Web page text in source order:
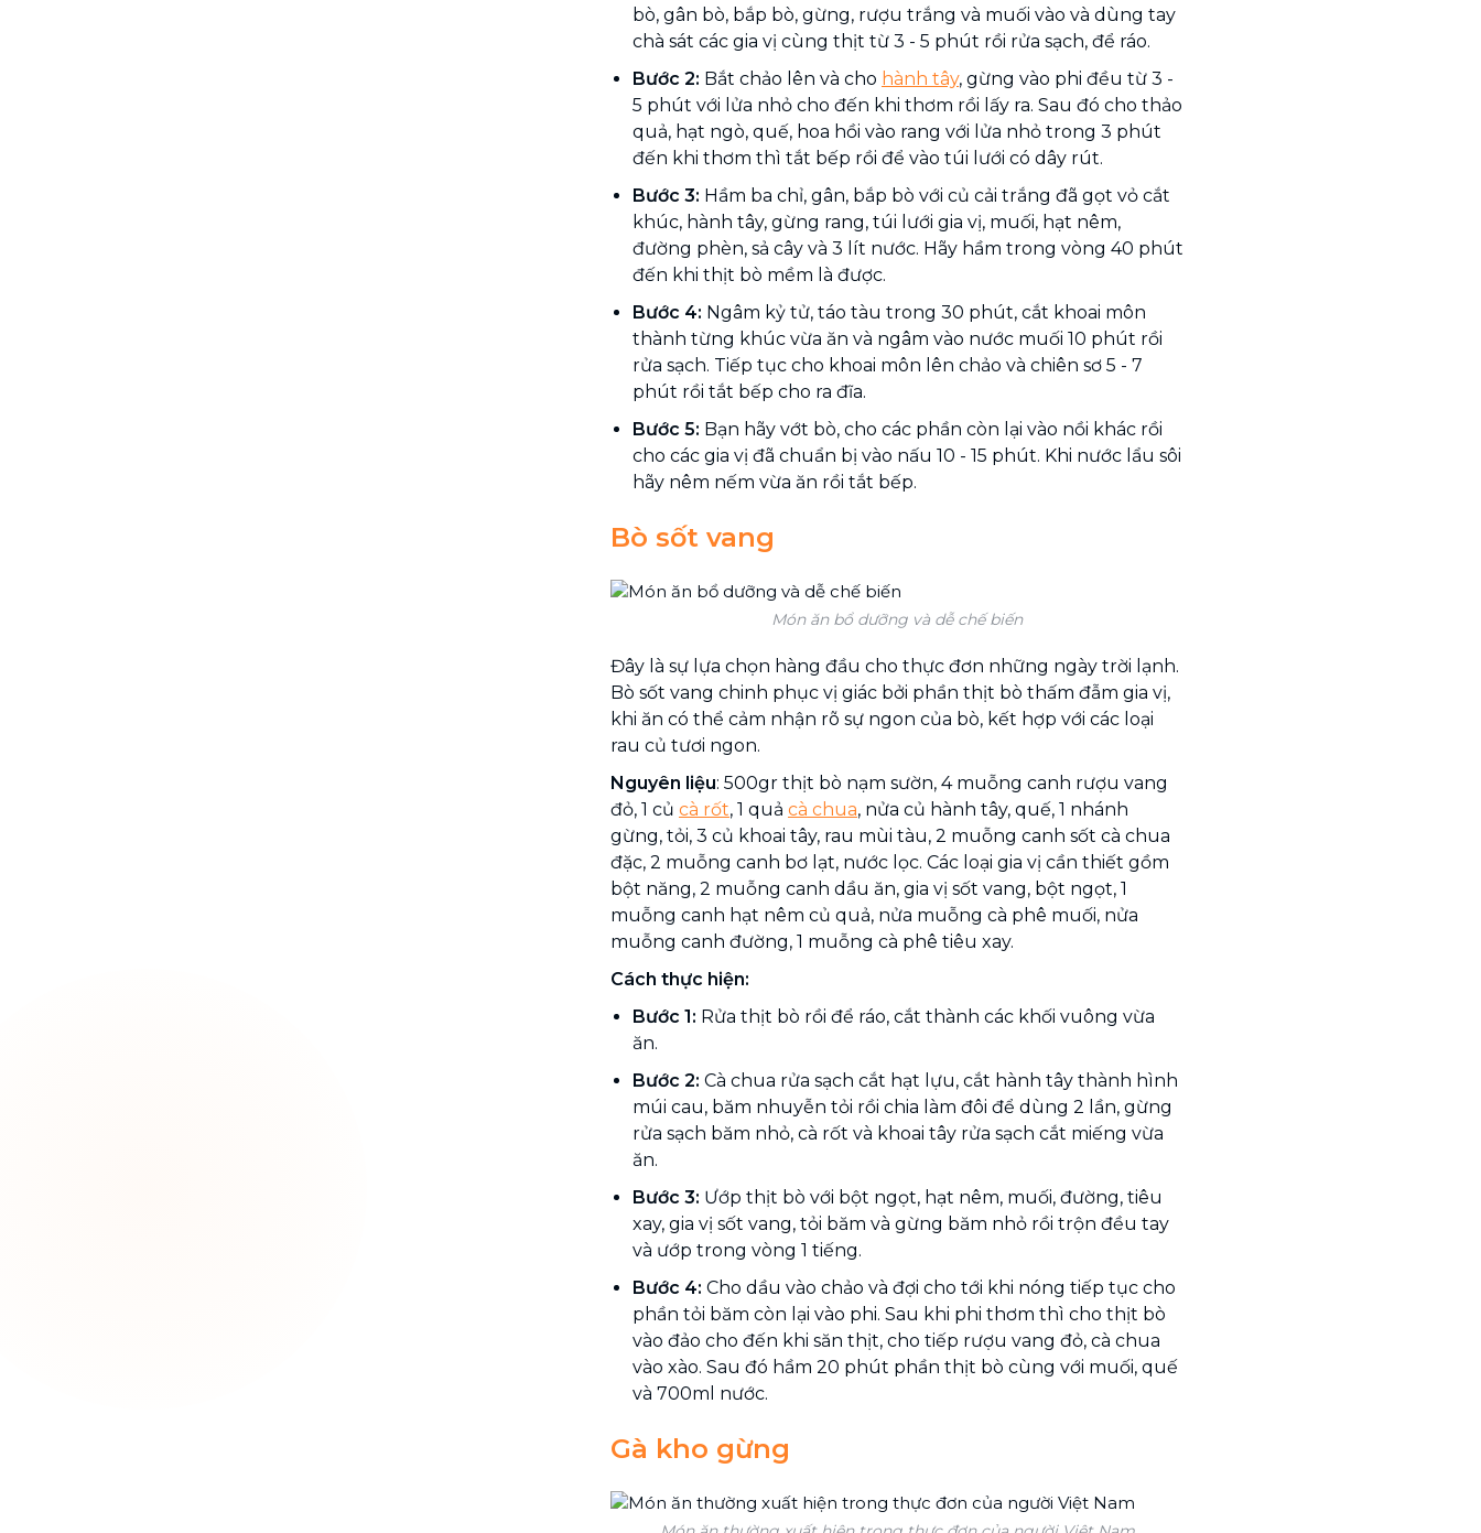
bò, gân bò, bắp bò, gừng, rượu trắng và muối vào và dùng tay
chà sát các gia vị cùng thịt từ 3 - 5 phút rồi rửa sạch, để ráo.
Bước 2: Bắt chảo lên và cho hành tây, gừng vào phi đều từ 3 -
5 phút với lửa nhỏ cho đến khi thơm rồi lấy ra. Sau đó cho thảo
quả, hạt ngò, quế, hoa hồi vào rang với lửa nhỏ trong 3 phút
đến khi thơm thì tắt bếp rồi để vào túi lưới có dây rút.
Bước 3: Hầm ba chỉ, gân, bắp bò với củ cải trắng đã gọt vỏ cắt
khúc, hành tây, gừng rang, túi lưới gia vị, muối, hạt nêm,
đường phèn, sả cây và 3 lít nước. Hãy hầm trong vòng 40 phút
đến khi thịt bò mềm là được.
Bước 4: Ngâm kỷ tử, táo tàu trong 30 phút, cắt khoai môn
thành từng khúc vừa ăn và ngâm vào nước muối 10 phút rồi
rửa sạch. Tiếp tục cho khoai môn lên chảo và chiên sơ 5 - 7
phút rồi tắt bếp cho ra đĩa.
Bước 5: Bạn hãy vớt bò, cho các phần còn lại vào nồi khác rồi
cho các gia vị đã chuẩn bị vào nấu 10 - 15 phút. Khi nước lẩu sôi
hãy nêm nếm vừa ăn rồi tắt bếp.
Bò sốt vang
Món ăn bổ dưỡng và dễ chế biến
Đây là sự lựa chọn hàng đầu cho thực đơn những ngày trời lạnh.
Bò sốt vang chinh phục vị giác bởi phần thịt bò thấm đẫm gia vị,
khi ăn có thể cảm nhận rõ sự ngon của bò, kết hợp với các loại
rau củ tươi ngon.
Nguyên liệu: 500gr thịt bò nạm sườn, 4 muỗng canh rượu vang
đỏ, 1 củ cà rốt, 1 quả cà chua, nửa củ hành tây, quế, 1 nhánh
gừng, tỏi, 3 củ khoai tây, rau mùi tàu, 2 muỗng canh sốt cà chua
đặc, 2 muỗng canh bơ lạt, nước lọc. Các loại gia vị cần thiết gồm
bột năng, 2 muỗng canh dầu ăn, gia vị sốt vang, bột ngọt, 1
muỗng canh hạt nêm củ quả, nửa muỗng cà phê muối, nửa
muỗng canh đường, 1 muỗng cà phê tiêu xay.
Cách thực hiện:
Bước 1: Rửa thịt bò rồi để ráo, cắt thành các khối vuông vừa
ăn.
Bước 2: Cà chua rửa sạch cắt hạt lựu, cắt hành tây thành hình
múi cau, băm nhuyễn tỏi rồi chia làm đôi để dùng 2 lần, gừng
rửa sạch băm nhỏ, cà rốt và khoai tây rửa sạch cắt miếng vừa
ăn.
Bước 3: Ướp thịt bò với bột ngọt, hạt nêm, muối, đường, tiêu
xay, gia vị sốt vang, tỏi băm và gừng băm nhỏ rồi trộn đều tay
và ướp trong vòng 1 tiếng.
Bước 4: Cho dầu vào chảo và đợi cho tới khi nóng tiếp tục cho
phần tỏi băm còn lại vào phi. Sau khi phi thơm thì cho thịt bò
vào đảo cho đến khi săn thịt, cho tiếp rượu vang đỏ, cà chua
vào xào. Sau đó hầm 20 phút phần thịt bò cùng với muối, quế
và 700ml nước.
Gà kho gừng